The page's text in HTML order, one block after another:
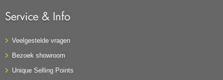
Service & Info
Veelgestelde vragen
Bezoek showroom
Unique Selling Points